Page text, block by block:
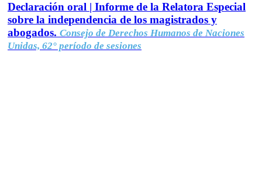
Declaración oral | Informe de la Relatora Especial
sobre la independencia de los magistrados y
abogados. Consejo de Derechos Humanos de Naciones
Unidas, 62° período de sesiones